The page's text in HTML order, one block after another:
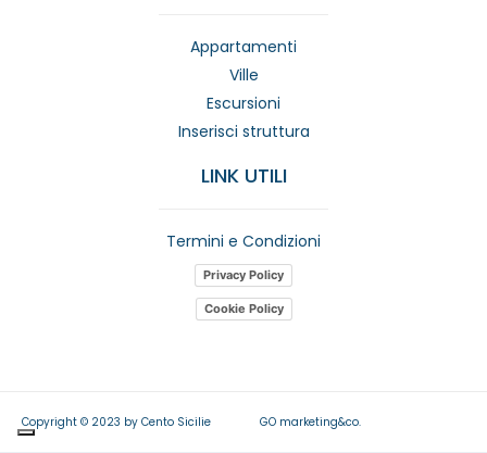
Appartamenti
Ville
Escursioni
Inserisci struttura
LINK UTILI
Termini e Condizioni
Privacy Policy
Cookie Policy
Copyright © 2023 by Cento Sicilie GO marketing&co.